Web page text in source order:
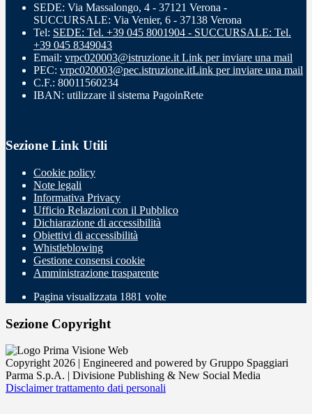
SEDE: Via Massalongo, 4 - 37121 Verona -
SUCCURSALE: Via Venier, 6 - 37138 Verona
Tel: SEDE: Tel. +39 045 8001904 - SUCCURSALE: Tel.
+39 045 8349043
Email: vrpc020003@istruzione.it Link per inviare una mail
PEC: vrpc020003@pec.istruzione.itLink per inviare una mail
C.F.: 80011560234
IBAN: utilizzare il sistema PagoinRete
Sezione Link Utili
Cookie policy
Note legali
Informativa Privacy
Ufficio Relazioni con il Pubblico
Dichiarazione di accessibilità
Obiettivi di accessibilità
Whistleblowing
Gestione consensi cookie
Amministrazione trasparente
Pagina visualizzata 1881 volte
Sezione Copyright
Copyright 2026 | Engineered and powered by Gruppo Spaggiari
Parma S.p.A. | Divisione Publishing & New Social Media
Disclaimer trattamento dati personali